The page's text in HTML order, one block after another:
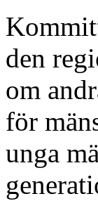
den
om
för
unga